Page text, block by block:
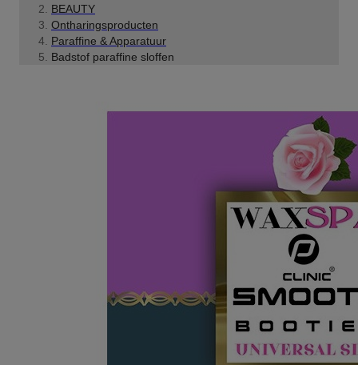
BEAUTY
Ontharingsproducten
Paraffine & Apparatuur
Badstof paraffine sloffen